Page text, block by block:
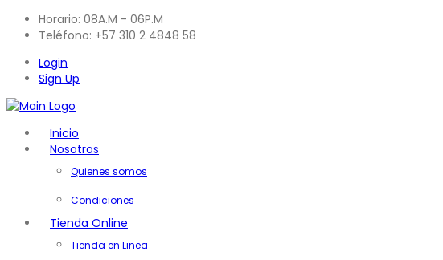
Horario: 08A.M - 06P.M
Teléfono: +57 310 2 4848 58
Login
Sign Up
Inicio
Nosotros
Quienes somos
Condiciones
Tienda Online
Tienda en Linea